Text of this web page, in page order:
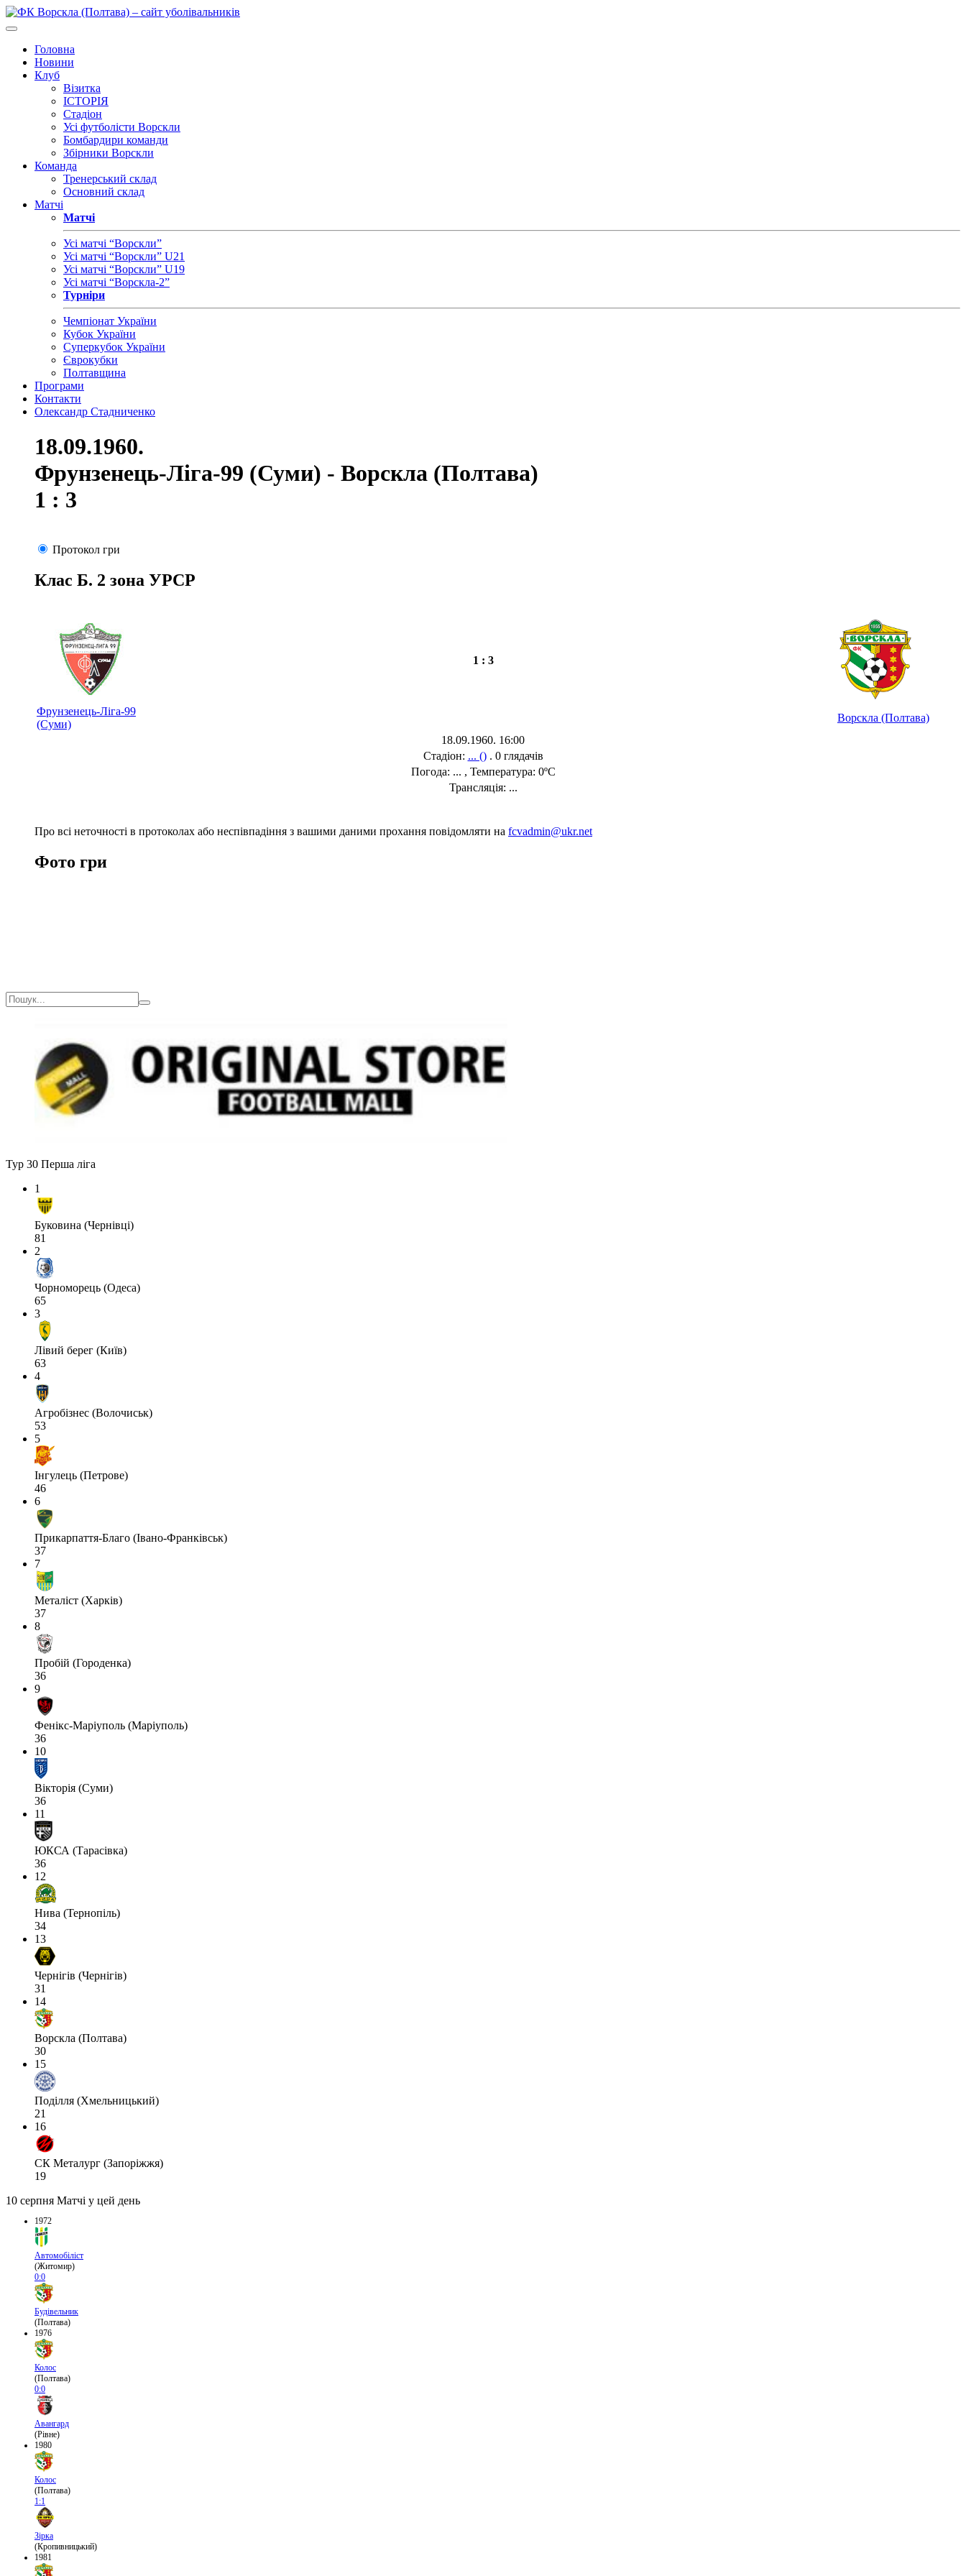
Головна
Новини
Клуб
Візитка
ІСТОРІЯ
Стадіон
Усі футболісти Ворскли
Бомбардири команди
Збірники Ворскли
Команда
Тренерський склад
Основний склад
Матчі
Матчі
Усі матчі “Ворскли”
Усі матчі “Ворскли” U21
Усі матчі “Ворскли” U19
Усі матчі “Ворскла-2”
Турніри
Чемпіонат України
Кубок України
Суперкубок України
Єврокубки
Полтавщина
Програми
Контакти
Олександр Стадниченко
18.09.1960.
Фрунзенець-Ліга-99 (Суми) - Ворскла (Полтава)
1 : 3
Протокол гри
Клас Б. 2 зона УРСР
1 : 3
Фрунзенець-Ліга-99
(Суми)
Ворскла (Полтава)
18.09.1960. 16:00
Стадіон: ... (). 0 глядачів
Погода: ... , Температура: 0ºC
Трансляція: ...
Про всі неточності в протоколах або неспівпадіння з вашими даними прохання повідомляти на fcvadmin@ukr.net
Фото гри
Тур 30 Перша ліга
1
Буковина (Чернівці)
81
2
Чорноморець (Одеса)
65
3
Лівий берег (Київ)
63
4
Агробізнес (Волочиськ)
53
5
Інгулець (Петрове)
46
6
Прикарпаття-Благо (Івано-Франківськ)
37
7
Металіст (Харків)
37
8
Пробій (Городенка)
36
9
Фенікс-Маріуполь (Маріуполь)
36
10
Вікторія (Суми)
36
11
ЮКСА (Тарасівка)
36
12
Нива (Тернопіль)
34
13
Чернігів (Чернігів)
31
14
Ворскла (Полтава)
30
15
Поділля (Хмельницький)
21
16
СК Металург (Запоріжжя)
19
10 серпня Матчі у цей день
1972
Автомобіліст
(Житомир)
0:0
Будівельник
(Полтава)
1976
Колос
(Полтава)
0:0
Авангард
(Рівне)
1980
Колос
(Полтава)
1:1
Зірка
(Кропивницький)
1981